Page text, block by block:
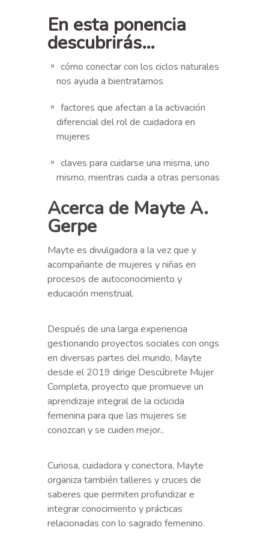
En esta ponencia
descubrirás…
cómo conectar con los ciclos naturales
nos ayuda a bientratarnos
factores que afectan a la activación
diferencial del rol de cuidadora en
mujeres
claves para cuidarse una misma, uno
mismo, mientras cuida a otras personas
Acerca de Mayte A.
Gerpe
Mayte es divulgadora a la vez que y
acompañante de mujeres y niñas en
procesos de autoconocimiento y
educación menstrual.
Después de una larga experiencia
gestionando proyectos sociales con ongs
en diversas partes del mundo, Mayte
desde el 2019 dirige Descúbrete Mujer
Completa, proyecto que promueve un
aprendizaje integral de la ciclicida
femenina para que las mujeres se
conozcan y se cuiden mejor..
Curiosa, cuidadora y conectora, Mayte
organiza también talleres y cruces de
saberes que permiten profundizar e
integrar conocimiento y prácticas
relacionadas con lo sagrado femenino.